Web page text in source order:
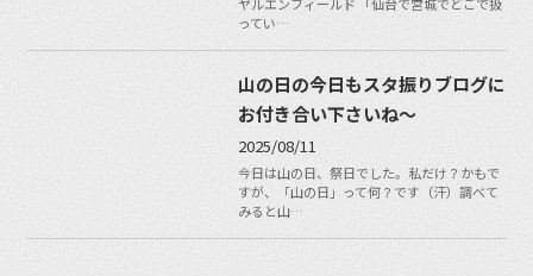
ヤルエンフィールド 「仙台で宮城でどこで扱
ってい…
山の日の今日もスタ振りブログに
お付き合い下さいね〜
2025/08/11
今日は山の日、祭日でした。私だけ？かもで
すが、「山の日」って何？です（汗）調べて
みると山…